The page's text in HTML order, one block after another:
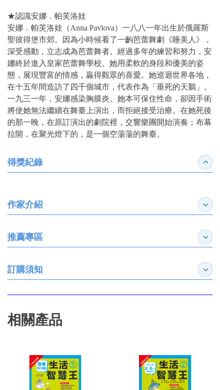
★認識安娜．帕芙洛娃
安娜．帕芙洛娃（Anna Pavlova）一八八一年出生於俄羅斯
聖彼得堡市郊。因為小時候看了一齣芭蕾舞劇《睡美人》，
深受感動，立志成為芭蕾舞者。經過多年的練習和努力，安
娜終於進入皇家芭蕾舞學校。她用柔軟的身段和優美的姿
態，展現豐富的情感，贏得觀眾的喜愛。她巡迴世界各地，
在十五年間造訪了四千個城市，代表作為「垂死的天鵝」。
一九三一年，安娜感染胸膜炎。她本可保住性命，卻因手術
將使她無法繼續在舞臺上演出，而拒絕接受治療。在她死後
的那一晚，在原訂演出的劇院裡，交響樂團開始演奏；布幕
拉開，在聚光燈下的，是一個空蕩蕩的舞臺。
得獎紀錄 收合
作家介紹 展開
推薦專區 展開
訂購須知 展開
相關產品